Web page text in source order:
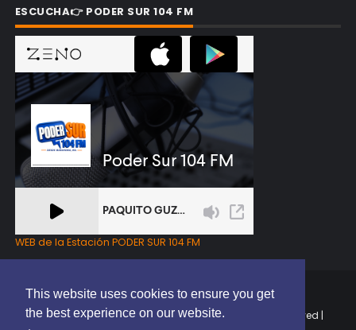
This website uses cookies to ensure you get
the best experience on our website.
ESCUCHA👉 PODER SUR 104 FM
WEB de la Estación PODER SUR 104 FM
Copyright © 2025 | EL PODER DEL SUR RD | All Rights Reserved |